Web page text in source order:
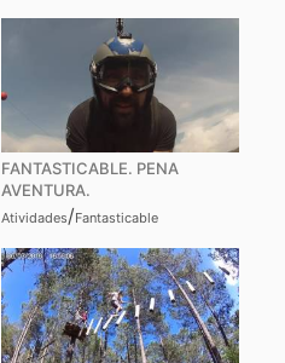
FANTASTICABLE. PENA
AVENTURA.
Atividades/Fantasticable